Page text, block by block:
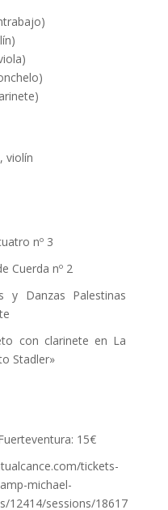
violín
nº 3
Cuerda nº 2
y Danzas Palestinas
con clarinete en La
Stadler»
15€
tickets-
michael-
12414/sessions/18617